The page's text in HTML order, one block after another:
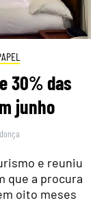
30% das
junho
e reuniu
que a procura
oito meses